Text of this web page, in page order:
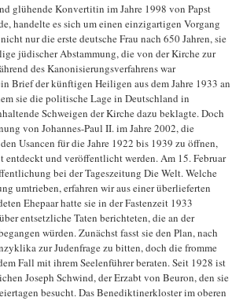
glühende Konvertitin im Jahre 1998 von Papst
handelte es sich um einen einzigartigen Vorgang
nur die erste deutsche Frau nach 650 Jahren, sie
jüdischer Abstammung, die von der Kirche zur
des Kanonisierungsverfahrens war
Brief der künftigen Heiligen aus dem Jahre 1933 an
sie die politische Lage in Deutschland in
Schweigen der Kirche dazu beklagte. Doch
von Johannes-Paul II. im Jahre 2002, die
Usancen für die Jahre 1922 bis 1939 zu öffnen,
entdeckt und veröffentlicht werden. Am 15. Februar
bei der Tageszeitung Die Welt. Welche
umtrieben, erfahren wir aus einer überlieferten
Ehepaar hatte sie in der Fastenzeit 1933
entsetzliche Taten berichteten, die an der
würden. Zunächst fasst sie den Plan, nach
zur Judenfrage zu bitten, doch die fromme
Fall mit ihrem Seelenführer beraten. Seit 1928 ist
Joseph Schwind, der Erzabt von Beuron, den sie
besucht. Das Benediktinerkloster im oberen